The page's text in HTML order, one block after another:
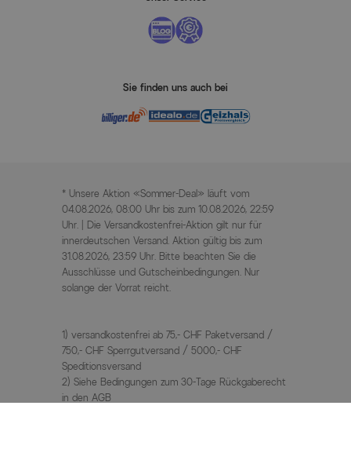
Sie finden uns auch bei
* Unsere Aktion «Sommer-Deal» läuft vom
04.08.2026, 08:00 Uhr bis zum 10.08.2026, 22:59
Uhr. | Die Versandkostenfrei-Aktion gilt nur für
innerdeutschen Versand. Aktion gültig bis zum
31.08.2026, 23:59 Uhr. Bitte beachten Sie die
Ausschlüsse und Gutscheinbedingungen. Nur
solange der Vorrat reicht.
1) versandkostenfrei ab 75,- CHF Paketversand /
750,- CHF Sperrgutversand / 5000,- CHF
Speditionsversand
2) Siehe Bedingungen zum 30-Tage Rückgaberecht
in den AGB